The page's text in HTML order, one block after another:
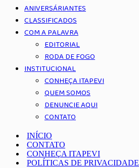
ANIVERSÁRIANTES
CLASSIFICADOS
COM A PALAVRA
EDITORIAL
RODA DE FOGO
INSTITUCIONAL
CONHEÇA ITAPEVI
QUEM SOMOS
DENUNCIE AQUI
CONTATO
INÍCIO
CONTATO
CONHEÇA ITAPEVI
POLÍTICAS DE PRIVACIDADE